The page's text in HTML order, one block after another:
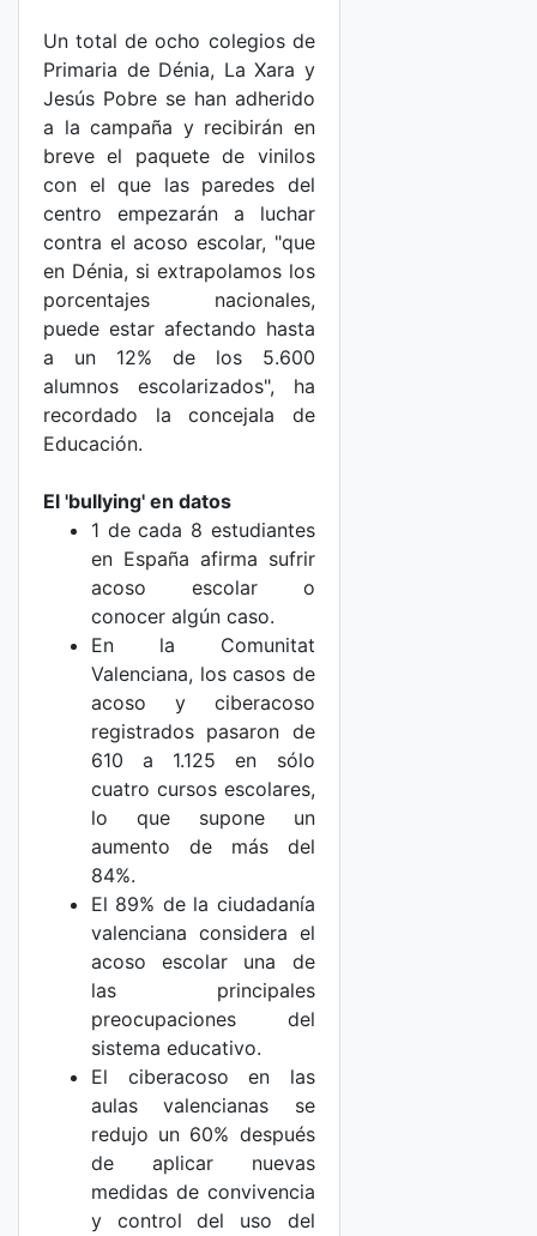
Un total de ocho colegios de
Primaria de Dénia, La Xara y
Jesús Pobre se han adherido
a la campaña y recibirán en
breve el paquete de vinilos
con el que las paredes del
centro empezarán a luchar
contra el acoso escolar, "que
en Dénia, si extrapolamos los
porcentajes nacionales,
puede estar afectando hasta
a un 12% de los 5.600
alumnos escolarizados", ha
recordado la concejala de
Educación.
El 'bullying' en datos
1 de cada 8 estudiantes
en España afirma sufrir
acoso escolar o
conocer algún caso.
En la Comunitat
Valenciana, los casos de
acoso y ciberacoso
registrados pasaron de
610 a 1.125 en sólo
cuatro cursos escolares,
lo que supone un
aumento de más del
84%.
El 89% de la ciudadanía
valenciana considera el
acoso escolar una de
las principales
preocupaciones del
sistema educativo.
El ciberacoso en las
aulas valencianas se
redujo un 60% después
de aplicar nuevas
medidas de convivencia
y control del uso del